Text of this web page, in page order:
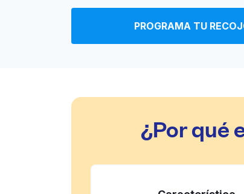
Calcular la distancia
Laundry Works
PROGRAMA TU
¿Por qué